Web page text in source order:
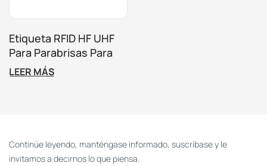
Etiqueta RFID HF UHF
Para Parabrisas Para
Seguimiento De
Vehículos Y Control De
LEER MÁS
Continúe leyendo, manténgase informado, suscríbase y le
invitamos a decirnos lo que piensa.